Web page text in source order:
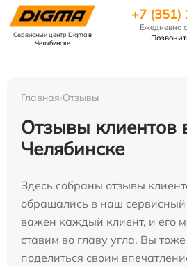
Сервисный центр Digmaв
Челябинске
+7
Ежедневно
Главная›Отзывы
Отзывы клиентов
Челябинске
Здесь собраны отзывы
обращались в наш
важен каждый клиент, и его
ставим во главу угла. Вы
поделиться своим